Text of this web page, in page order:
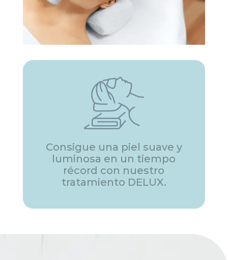
Consigue una piel suave y
luminosa en un tiempo
récord con nuestro
tratamiento DELUX.